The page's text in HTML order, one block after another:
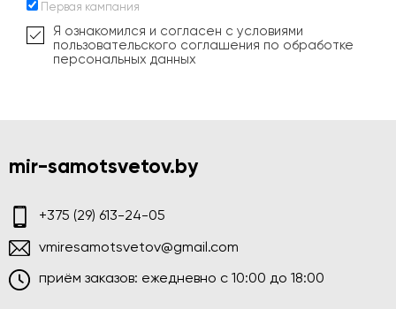
Первая кампания
Я ознакомился и согласен с условиями
пользовательского соглашения по обработке
персональных данных
mir-samotsvetov.by
+375 (29) 613-24-05
vmiresamotsvetov@gmail.com
приём заказов: ежедневно c 10:00 до 18:00